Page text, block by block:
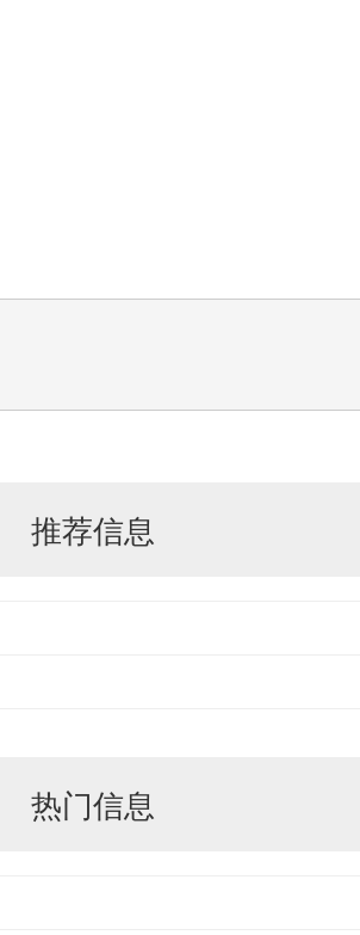
推荐信息
热门信息